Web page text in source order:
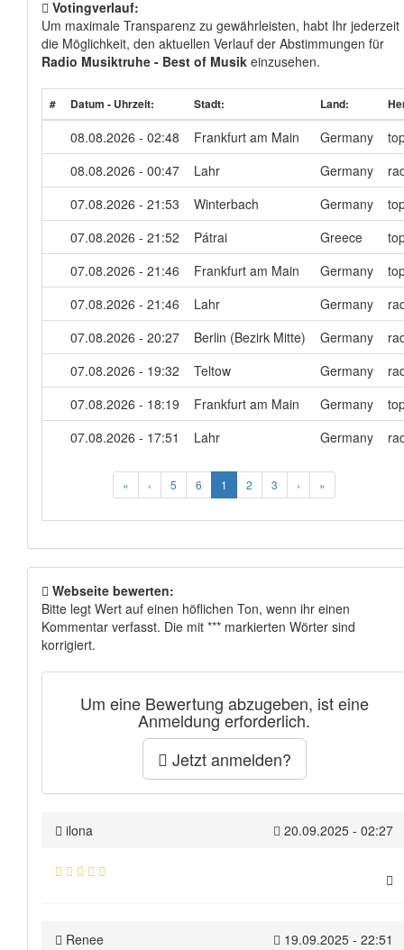
Votingverlauf:
Um maximale Transparenz zu gewährleisten, habt Ihr jederzeit
die Möglichkeit, den aktuellen Verlauf der Abstimmungen für
Radio Musiktruhe - Best of Musik einzusehen.
# Datum - Uhrzeit: Stadt: Land:
08.08.2026 - 02:48 Frankfurt am Main Germany
08.08.2026 - 00:47
Lahr Germany
07.08.2026 - 21:53
Winterbach Germany
07.08.2026 - 21:52
Pátrai Greece
07.08.2026 - 21:46
Frankfurt am Main Germany
07.08.2026 - 21:46
Lahr Germany
07.08.2026 - 20:27
Berlin (Bezirk Mitte) Germany
07.08.2026 - 19:32
Teltow Germany
07.08.2026 - 18:19
Frankfurt am Main Germany
07.08.2026 - 17:51
Lahr Germany
« ‹ 5 6 1 2 3 › »
Webseite bewerten:
Bitte legt Wert auf einen höflichen Ton, wenn ihr einen
Kommentar verfasst. Die mit *** markierten Wörter sind
korrigiert.
Um eine Bewertung abzugeben, ist eine
Anmeldung erforderlich.
Jetzt anmelden?
ilona 20.09.2025 - 02:27
Renee 19.09.2025 - 22:51